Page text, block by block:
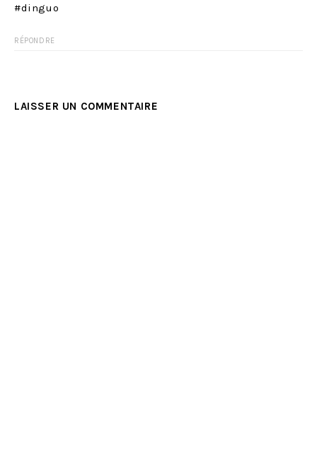
#dinguo
RÉPONDRE
LAISSER UN COMMENTAIRE